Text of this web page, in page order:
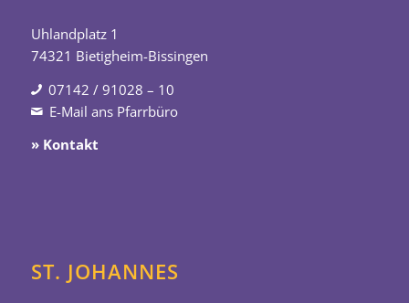
Uhlandplatz 1
74321 Bietigheim-Bissingen
07142 / 91028 – 10
E-Mail ans Pfarrbüro
» Kontakt
ST. JOHANNES